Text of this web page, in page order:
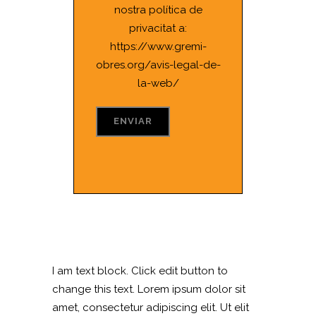
nostra política de
privacitat a:
https://www.gremi-
obres.org/avis-legal-de-
la-web/
I am text block. Click edit button to
change this text. Lorem ipsum dolor sit
amet, consectetur adipiscing elit. Ut elit